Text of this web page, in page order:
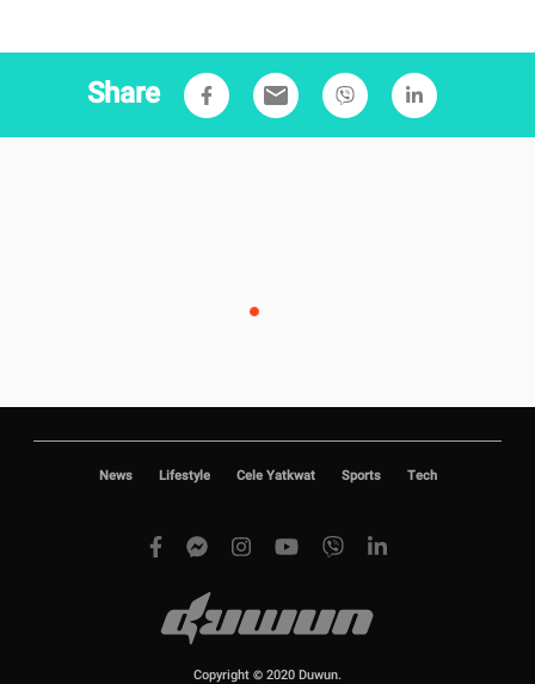
Share email
News Lifestyle Cele Yatkwat Sports Tech
Copyright © 2020 Duwun.